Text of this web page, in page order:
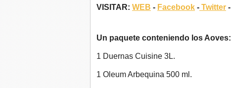
VISITAR: WEB - Facebook - Twitter -
Un paquete conteniendo los Aoves:
1 Duernas Cuisine 3L.
1 Oleum Arbequina 500 ml.